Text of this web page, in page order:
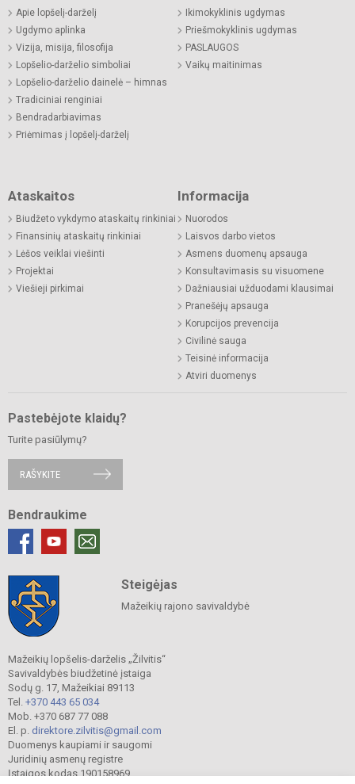
Apie lopšelį-darželį
Ugdymo aplinka
Vizija, misija, filosofija
Lopšelio-darželio simboliai
Lopšelio-darželio dainelė – himnas
Tradiciniai renginiai
Bendradarbiavimas
Priėmimas į lopšelį-darželį
Ikimokyklinis ugdymas
Priešmokyklinis ugdymas
PASLAUGOS
Vaikų maitinimas
Ataskaitos
Biudžeto vykdymo ataskaitų rinkiniai
Finansinių ataskaitų rinkiniai
Lėšos veiklai viešinti
Projektai
Viešieji pirkimai
Informacija
Nuorodos
Laisvos darbo vietos
Asmens duomenų apsauga
Konsultavimasis su visuomene
Dažniausiai užduodami klausimai
Pranešėjų apsauga
Korupcijos prevencija
Civilinė sauga
Teisinė informacija
Atviri duomenys
Pastebėjote klaidų?
Turite pasiūlymų?
RAŠYKITE
Bendraukime
Steigėjas
Mažeikių rajono savivaldybė
Mažeikių lopšelis-darželis „Žilvitis“
Savivaldybės biudžetinė įstaiga
Sodų g. 17, Mažeikiai 89113
Tel. +370 443 65 034
Mob. +370 687 77 088
El. p. direktore.zilvitis@gmail.com
Duomenys kaupiami ir saugomi
Juridinių asmenų registre
Įstaigos kodas 190158969